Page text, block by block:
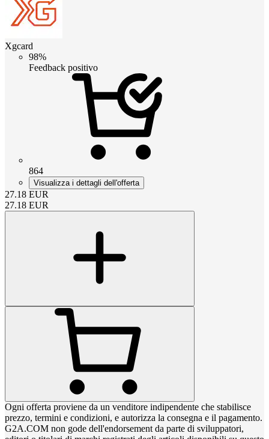
Xgcard
98%
Feedback positivo
864
Visualizza i dettagli dell'offerta
27.18 EUR
27.18 EUR
Ogni offerta proviene da un venditore indipendente che stabilisce
prezzo, termini e condizioni, e autorizza la consegna e il pagamento.
G2A.COM non gode dell'endorsement da parte di sviluppatori,